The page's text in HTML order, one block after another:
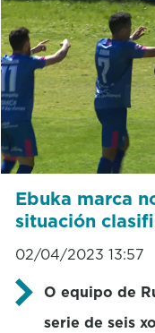
Ebuka marca
situación
02/04/2023 13:57
O equipo de
serie de seis